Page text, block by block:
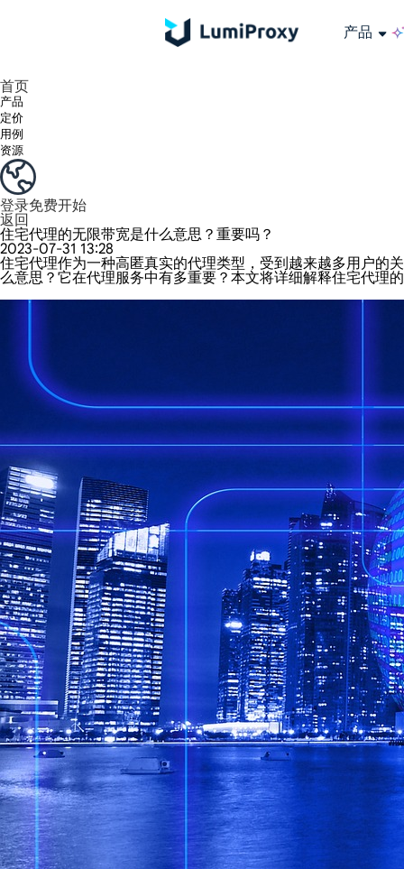
产品
首页
产品
定价
用例
资源
登录免费开始
返回
住宅代理的无限带宽是什么意思？重要吗？
2023-07-31 13:28
住宅代理作为一种高匿真实的代理类型，受到越来越多用户的
么意思？它在代理服务中有多重要？本文将详细解释住宅代理